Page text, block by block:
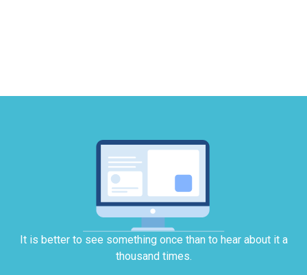
It is better to see something once than to hear about it a
thousand times.